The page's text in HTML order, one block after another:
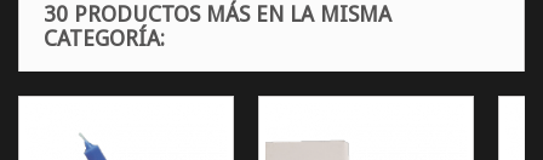
30 PRODUCTOS MÁS EN LA MISMA
CATEGORÍA: